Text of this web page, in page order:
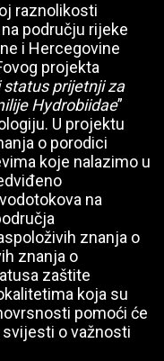
raznolikosti
području rijeke
i Hercegovine
projekta
prijetnji za
Hydrobiidae”
U projektu
o porodici
koje nalazimo u
na
znanja o
znanja o
zaštite
koja su
pomoći će
o važnosti